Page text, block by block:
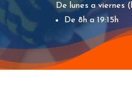
De lunes a viernes
De 8h a 19:15h